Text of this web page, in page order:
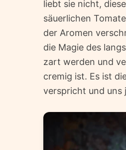
liebt sie nicht,
säuerlichen
der Aromen
die Magie des
zart werden und
cremig ist. Es ist
verspricht und uns